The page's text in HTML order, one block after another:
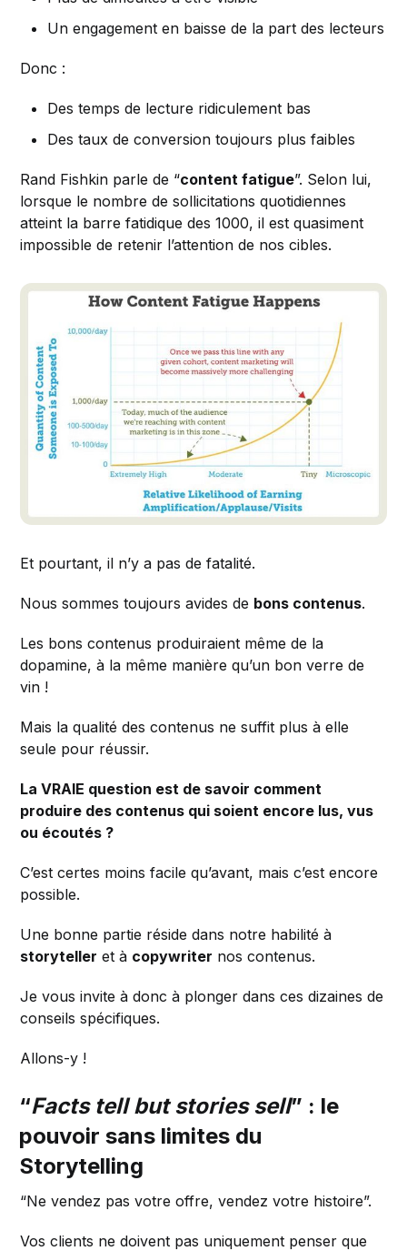
Un engagement en baisse de la part des lecteurs
Donc :
Des temps de lecture ridiculement bas
Des taux de conversion toujours plus faibles
Rand Fishkin parle de “content fatigue”. Selon lui,
lorsque le nombre de sollicitations quotidiennes
atteint la barre fatidique des 1000, il est quasiment
impossible de retenir l’attention de nos cibles.
Et pourtant, il n’y a pas de fatalité.
Nous sommes toujours avides de bons contenus.
Les bons contenus produiraient même de la
dopamine, à la même manière qu’un bon verre de
vin !
Mais la qualité des contenus ne suffit plus à elle
seule pour réussir.
La VRAIE question est de savoir comment
produire des contenus qui soient encore lus, vus
ou écoutés ?
C’est certes moins facile qu’avant, mais c’est encore
possible.
Une bonne partie réside dans notre habilité à
storyteller et à copywriter nos contenus.
Je vous invite à donc à plonger dans ces dizaines de
conseils spécifiques.
Allons-y !
“Facts tell but stories sell” : le
pouvoir sans limites du
Storytelling
“Ne vendez pas votre offre, vendez votre histoire”.
Vos clients ne doivent pas uniquement penser que